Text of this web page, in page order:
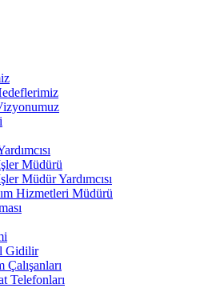
Müdürü
Müdür Yardımcısı
Hizmetleri Müdürü
Gidilir
Çalışanları
Telefonları